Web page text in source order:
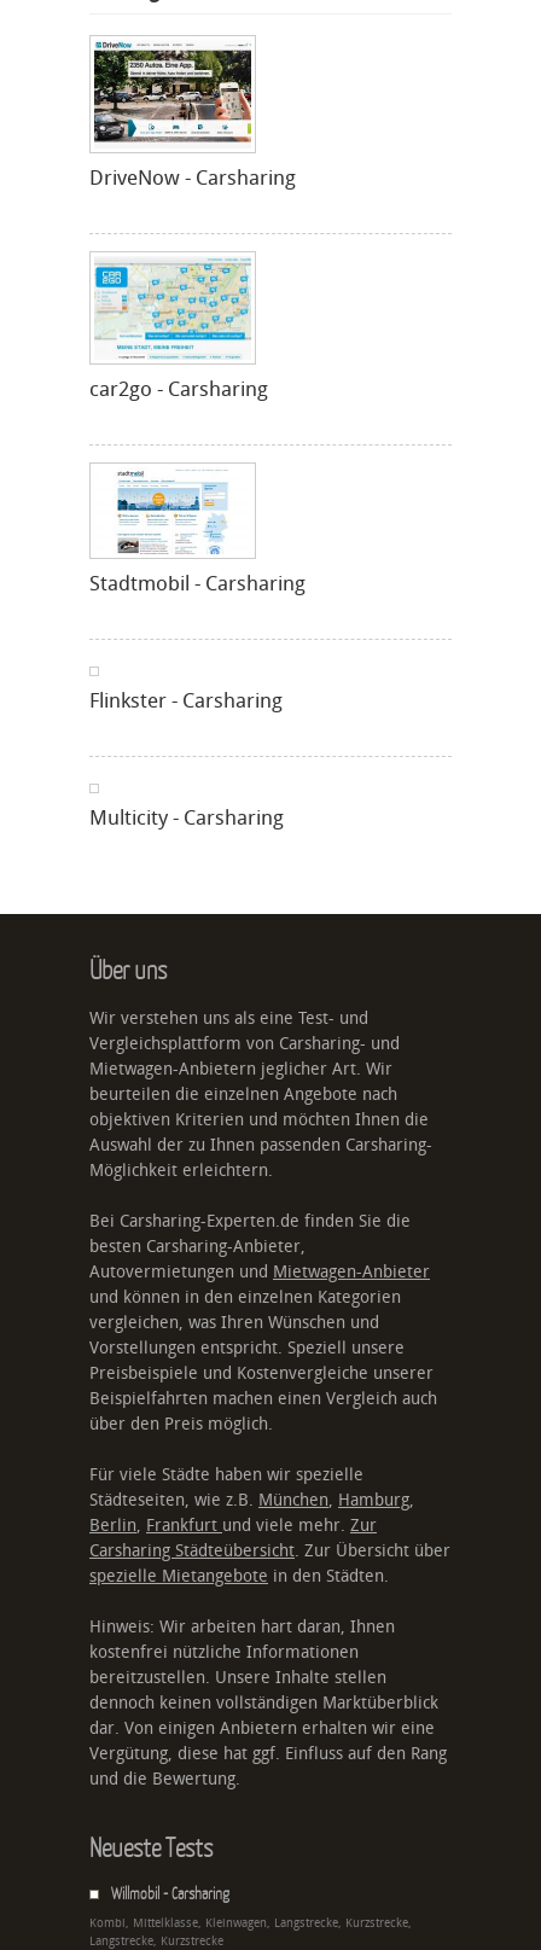
DriveNow - Carsharing
car2go - Carsharing
Stadtmobil - Carsharing
Flinkster - Carsharing
Multicity - Carsharing
Über uns
Wir verstehen uns als eine Test- und
Vergleichsplattform von Carsharing- und
Mietwagen-Anbietern jeglicher Art. Wir
beurteilen die einzelnen Angebote nach
objektiven Kriterien und möchten Ihnen die
Auswahl der zu Ihnen passenden Carsharing-
Möglichkeit erleichtern.
Bei Carsharing-Experten.de finden Sie die
besten Carsharing-Anbieter,
Autovermietungen und Mietwagen-Anbieter
und können in den einzelnen Kategorien
vergleichen, was Ihren Wünschen und
Vorstellungen entspricht. Speziell unsere
Preisbeispiele und Kostenvergleiche unserer
Beispielfahrten machen einen Vergleich auch
über den Preis möglich.
Für viele Städte haben wir spezielle
Städteseiten, wie z.B. München, Hamburg,
Berlin, Frankfurt und viele mehr. Zur
Carsharing Städteübersicht. Zur Übersicht über
spezielle Mietangebote in den Städten.
Hinweis: Wir arbeiten hart daran, Ihnen
kostenfrei nützliche Informationen
bereitzustellen. Unsere Inhalte stellen
dennoch keinen vollständigen Marktüberblick
dar. Von einigen Anbietern erhalten wir eine
Vergütung, diese hat ggf. Einfluss auf den Rang
und die Bewertung.
Neueste Tests
Willmobil - Carsharing
Kombi, Mittelklasse, Kleinwagen, Langstrecke, Kurzstrecke,
Langstrecke, Kurzstrecke